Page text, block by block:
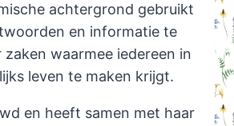
achtergrond gebruikt
en informatie te
waarmee iedereen in
leven te maken krijgt.
en heeft samen met haar